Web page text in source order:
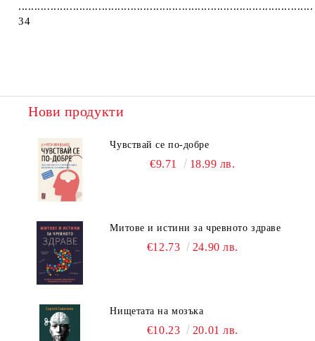
............................................................................................
34
Нови продукти
Чувствай се по-добре
€9.71 18.99 лв.
Митове и истини за чревното здраве
€12.73 24.90 лв.
Нищетата на мозъка
€10.23 20.01 лв.